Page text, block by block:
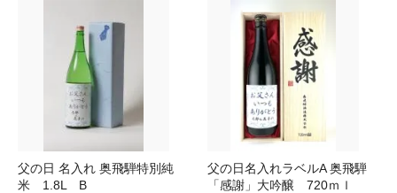
父の日 名入れ 奥飛騨特別純
米 1.8L B
父の日名入れラベルA 奥飛騨
「感謝」大吟醸 720ｍｌ